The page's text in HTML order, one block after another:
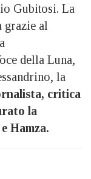
Gubitosi. La
grazie al
della Luna,
la
critica
la
Hamza.